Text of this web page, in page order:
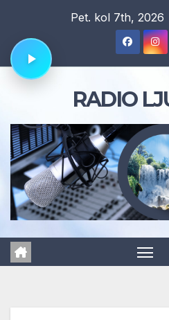
content
Pet. kol 7th, 2026
RADIO